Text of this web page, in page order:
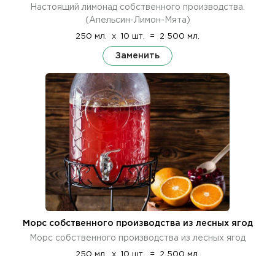
Настоящий лимонад собственного производства.
(Апельсин-Лимон-Мята)
250 мл. x 10 шт. = 2 500 мл.
Заменить
Морс собственного производства из лесных ягод
Морс собственного производства из лесных ягод
250 мл. x 10 шт. = 2 500 мл.